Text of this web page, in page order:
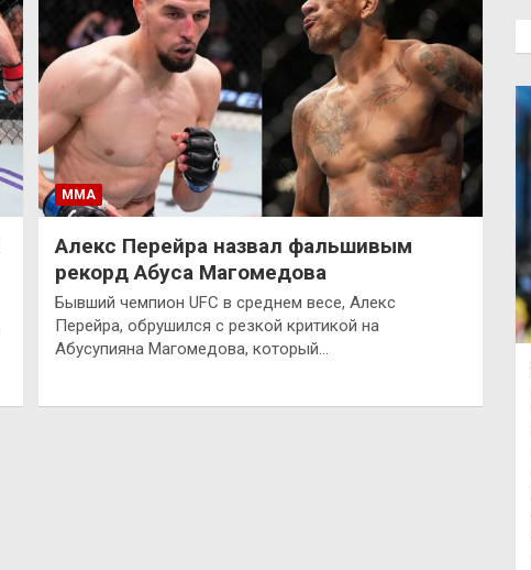
ММА
Алекс Перейра назвал фальшивым
рекорд Абуса Магомедова
Бывший чемпион UFC в среднем весе, Алекс
Перейра, обрушился с резкой критикой на
Абусупияна Магомедова, который…